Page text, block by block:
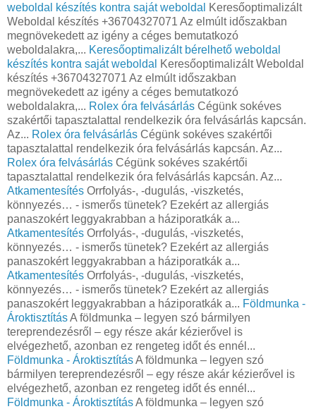
weboldal készítés kontra saját weboldal
Keresőoptimalizált
Weboldal készítés +36704327071 Az elmúlt időszakban
megnövekedett az igény a céges bemutatkozó
weboldalakra,... Keresőoptimalizált bérelhető weboldal
készítés kontra saját weboldal
Keresőoptimalizált Weboldal
készítés +36704327071 Az elmúlt időszakban
megnövekedett az igény a céges bemutatkozó
weboldalakra,... Rolex óra felvásárlás Cégünk sokéves
szakértői tapasztalattal rendelkezik óra felvásárlás kapcsán.
Az... Rolex óra felvásárlás Cégünk sokéves szakértői
tapasztalattal rendelkezik óra felvásárlás kapcsán. Az...
Rolex óra felvásárlás Cégünk sokéves szakértői
tapasztalattal rendelkezik óra felvásárlás kapcsán. Az...
Atkamentesítés Orrfolyás-, -dugulás, -viszketés,
könnyezés… - ismerős tünetek? Ezekért az allergiás
panaszokért leggyakrabban a háziporatkák a...
Atkamentesítés Orrfolyás-, -dugulás, -viszketés,
könnyezés… - ismerős tünetek? Ezekért az allergiás
panaszokért leggyakrabban a háziporatkák a...
Atkamentesítés Orrfolyás-, -dugulás, -viszketés,
könnyezés… - ismerős tünetek? Ezekért az allergiás
panaszokért leggyakrabban a háziporatkák a... Földmunka -
ÁroktisztításA földmunka – legyen szó bármilyen
tereprendezésről – egy része akár kézierővel is
elvégezhető, azonban ez rengeteg időt és ennél...
Földmunka - ÁroktisztításA földmunka – legyen szó
bármilyen tereprendezésről – egy része akár kézierővel is
elvégezhető, azonban ez rengeteg időt és ennél...
Földmunka - ÁroktisztításA földmunka – legyen szó